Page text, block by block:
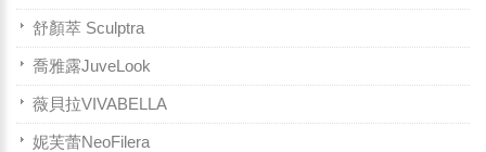
舒顏萃 Sculptra
喬雅露JuveLook
薇貝拉VIVABELLA
妮芙蕾NeoFilera